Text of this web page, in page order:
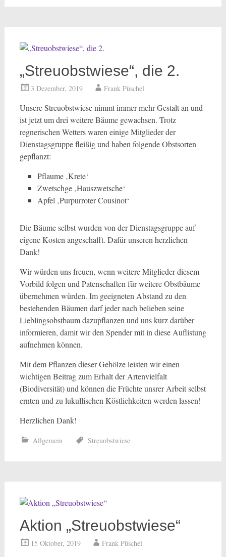
„Streuobstwiese“, die 2.
3 Dezember, 2019 Frank Püschel
Unsere Streuobstwiese nimmt immer mehr Gestalt an und
ist jetzt um drei weitere Bäume gewachsen. Trotz
regnerischen Wetters waren einige Mitglieder der
Dienstagsgruppe fleißig und haben folgende Obstsorten
gepflanzt:
Pflaume ‚Krete‘
Zwetschge ‚Hauszwetsche‘
Apfel ‚Purpurroter Cousinot‘
Die Bäume selbst wurden von der Dienstagsgruppe auf
eigene Kosten angeschafft. Dafür unseren herzlichen
Dank!
Wir würden uns freuen, wenn weitere Mitglieder diesem
Vorbild folgen und Patenschaften für weitere Obstbäume
übernehmen würden. Im geeigneten Abstand zu den
bestehenden Bäumen darf jeder nach belieben seine
Lieblingsobstbaum dazupflanzen und uns kurz darüber
informieren, damit wir den Spender mit in diese Auflistung
aufnehmen können.
Mit dem Pflanzen dieser Gehölze leisten wir einen
wichtigen Beitrag zum Erhalt der Artenvielfalt
(Biodiversität) und können die Früchte unsrer Arbeit selbst
ernten und zu lukullischen Köstlichkeiten werden lassen!
Herzlichen Dank!
Allgemein Streuobstwiese
Aktion „Streuobstwiese“
15 Oktober, 2019 Frank Püschel